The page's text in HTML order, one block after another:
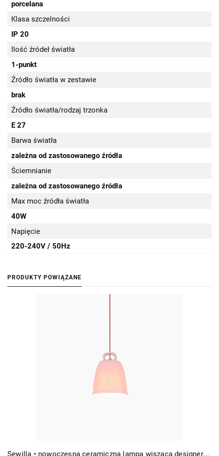
porcelana
Klasa szczelności
IP 20
Ilość źródeł światła
1-punkt
Źródło światła w zestawie
brak
Źródło światła/rodzaj trzonka
E 27
Barwa światła
zależna od zastosowanego źródła
Ściemnianie
zależna od zastosowanego źródła
Max moc źródła światła
40W
Napięcie
220-240V / 50Hz
PRODUKTY POWIĄZANE
Sewilla • nowoczesna ceramiczna lampa wisząca designerska Ø15 kol. różowego